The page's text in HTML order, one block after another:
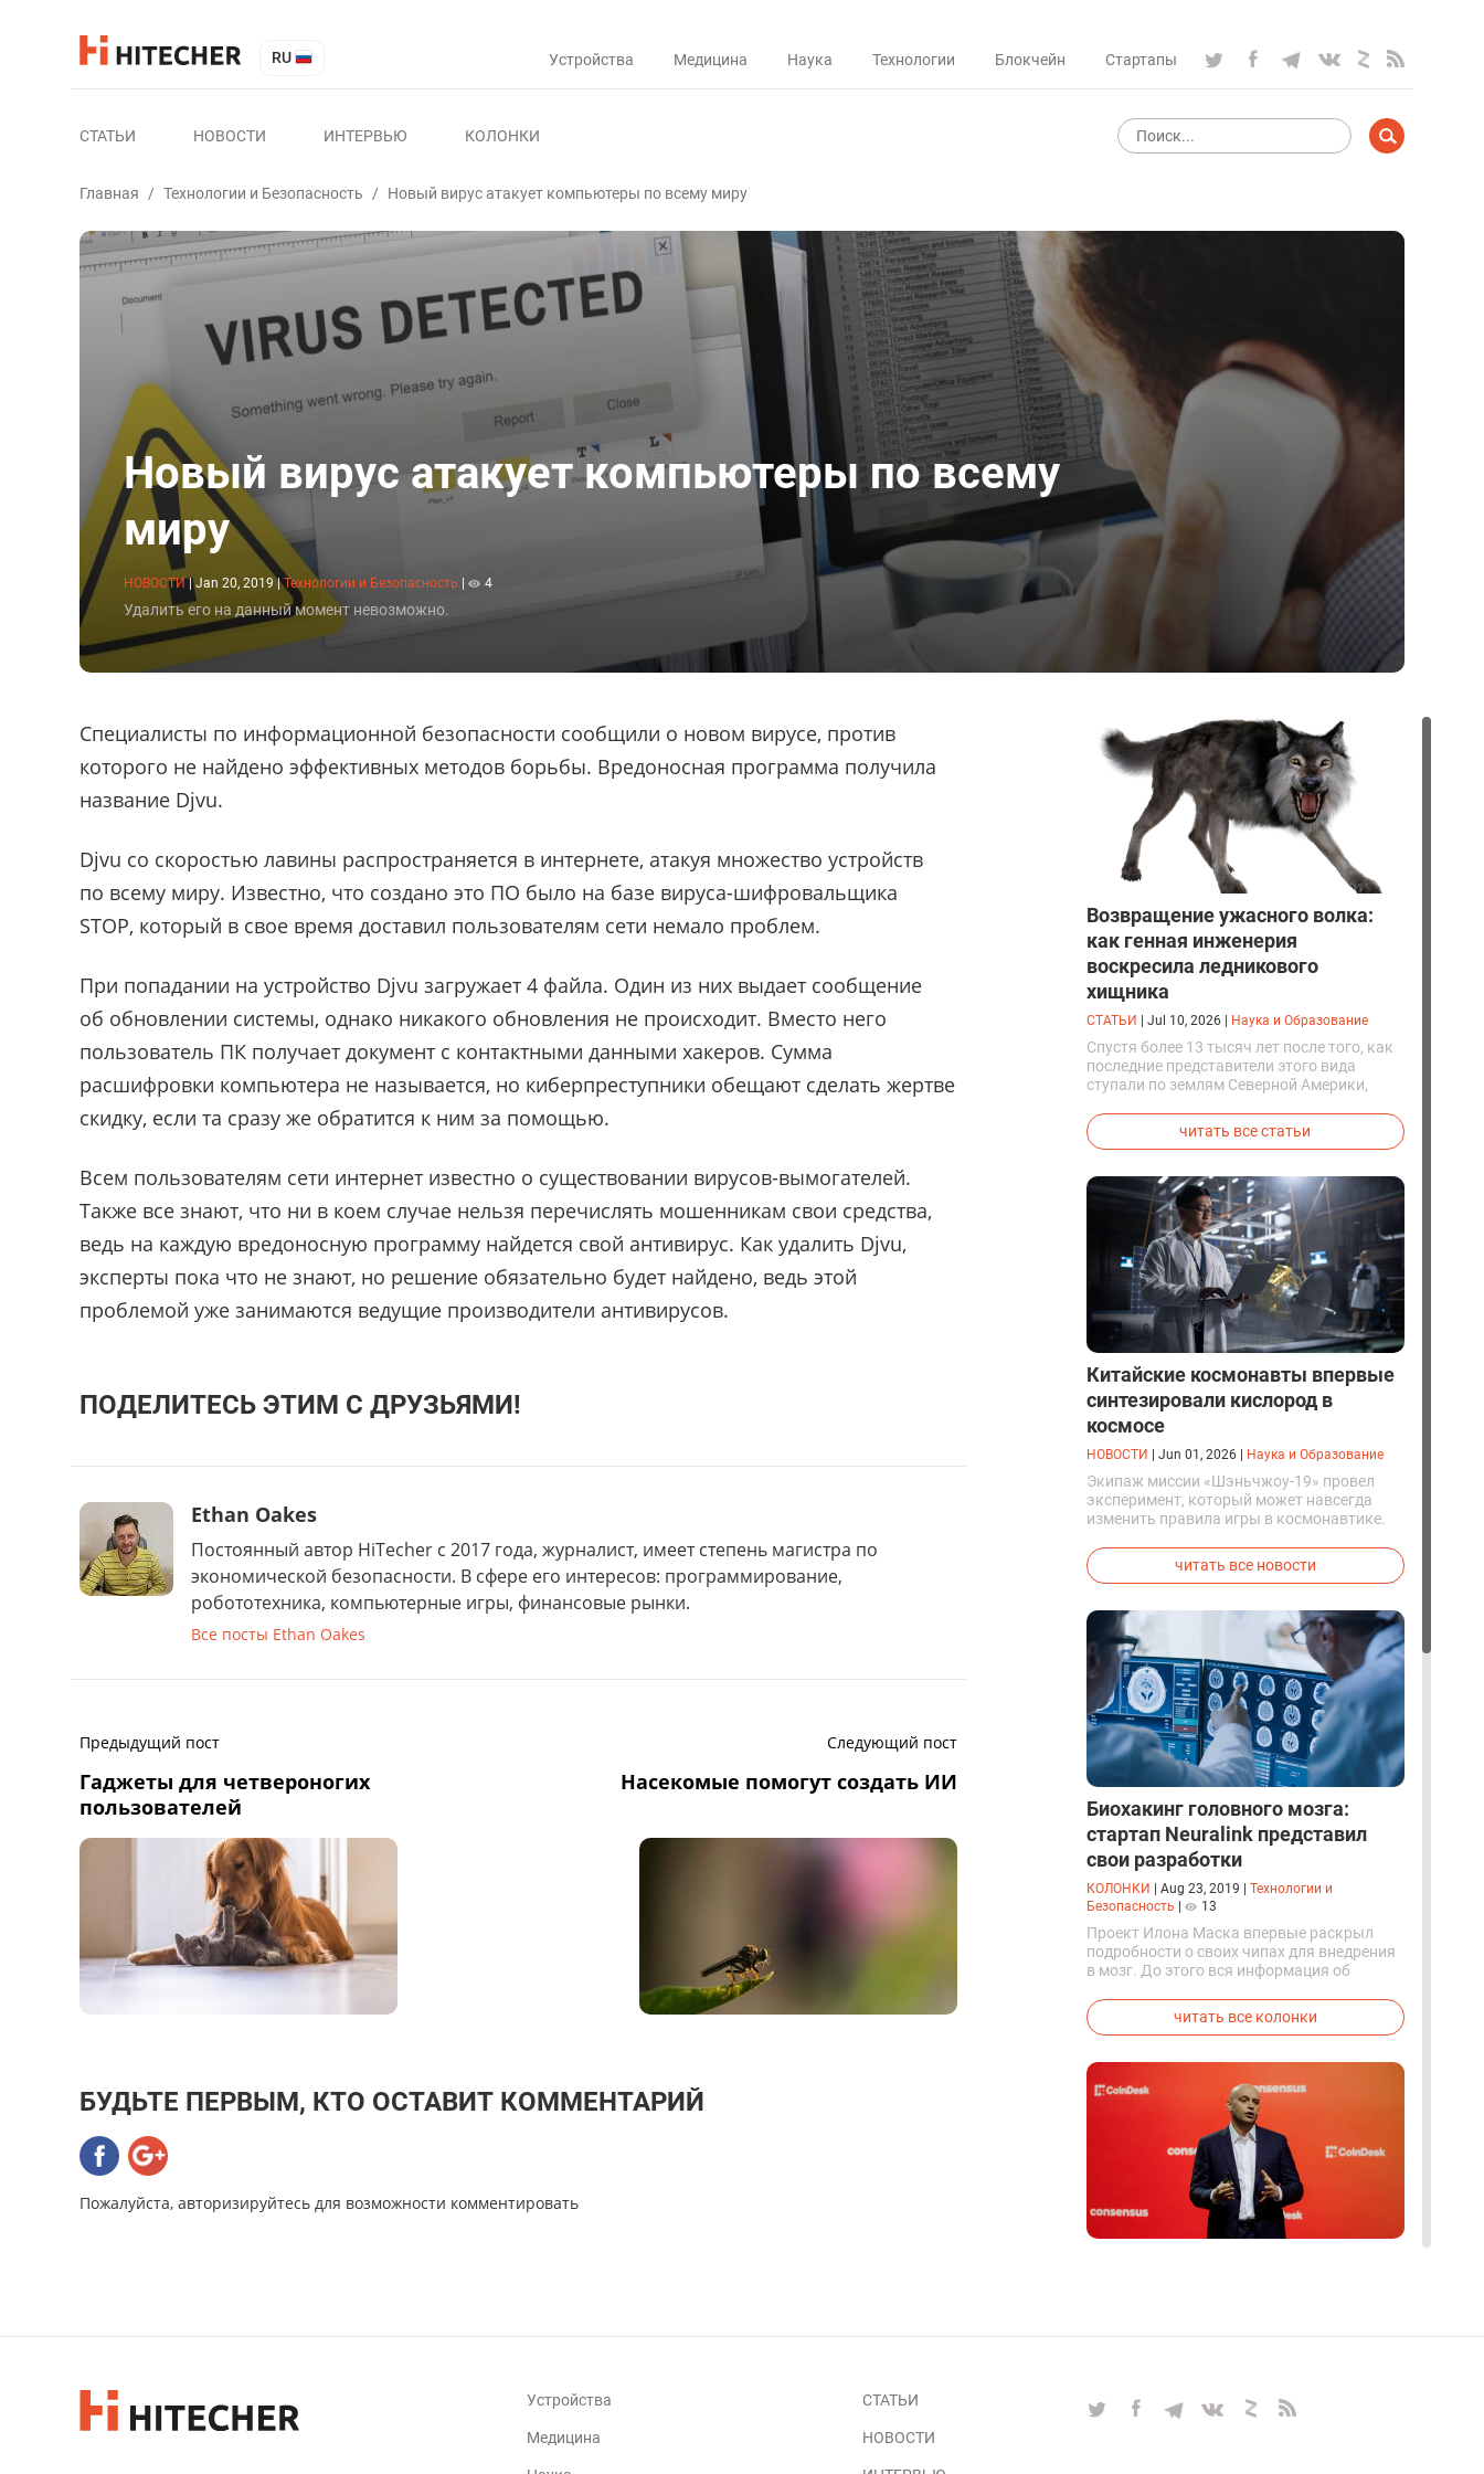
RU Устройства Медицина Наука Технологии Блокчейн Стартапы
СТАТЬИ НОВОСТИ ИНТЕРВЬЮ КОЛОНКИ
Главная / Технологии и Безопасность / Новый вирус атакует компьютеры по всему миру
Новый вирус атакует компьютеры по всему
миру
НОВОСТИ | Jan 20, 2019 | Технологии и Безопасность 4
Удалить его на данный момент невозможно.
Специалисты по информационной безопасности сообщили о новом вирусе, против
которого не найдено эффективных методов борьбы. Вредоносная программа получила
название Djvu.
Djvu со скоростью лавины распространяется в интернете, атакуя множество устройств
по всему миру. Известно, что создано это ПО было на базе вируса-шифровальщика
STOP, который в свое время доставил пользователям сети немало проблем.
При попадании на устройство Djvu загружает 4 файла. Один из них выдает сообщение
об обновлении системы, однако никакого обновления не происходит. Вместо него
пользователь ПК получает документ с контактными данными хакеров. Сумма
расшифровки компьютера не называется, но киберпреступники обещают сделать жертве
скидку, если та сразу же обратится к ним за помощью.
Всем пользователям сети интернет известно о существовании вирусов-вымогателей.
Также все знают, что ни в коем случае нельзя перечислять мошенникам свои средства,
ведь на каждую вредоносную программу найдется свой антивирус. Как удалить Djvu,
эксперты пока что не знают, но решение обязательно будет найдено, ведь этой
проблемой уже занимаются ведущие производители антивирусов.
ПОДЕЛИТЕСЬ ЭТИМ С ДРУЗЬЯМИ!
Ethan Oakes
Постоянный автор HiTecher с 2017 года, журналист, имеет степень магистра по
экономической безопасности. В сфере его интересов: программирование,
робототехника, компьютерные игры, финансовые рынки.
Все посты Ethan Oakes
Предыдущий пост
Гаджеты для четвероногих
пользователей
Следующий пост
Насекомые помогут создать ИИ
БУДЬТЕ ПЕРВЫМ, КТО ОСТАВИТ КОММЕНТАРИЙ
Пожалуйста, авторизируйтесь для возможности комментировать
Возвращение ужасного волка:
как генная инженерия
воскресила ледникового
хищника
СТАТЬИ Jul 10, 2026 Наука и Образование
Спустя более 13 тысяч лет после того, как
последние представители этого вида
ступали по землям Северной Америки,
вывели первых генетически
модифицированных щенков с фенотипом
читать все статьи
Китайские космонавты впервые
синтезировали кислород в
космосе
НОВОСТИ Jun 01, 2026 Наука и Образование
Экипаж миссии «Шэньчжоу-19» провел
эксперимент, который может навсегда
изменить правила игры в космонавтике.
успешно синтезировали кислород и
компоненты ракетного топлива с
прямо на орбите.
читать все новости
Биохакинг головного мозга:
стартап Neuralink представил
свои разработки
КОЛОНКИ Aug 23, 2019
Технологии и
Безопасность
13
Проект Илона Маска впервые раскрыл
подробности о своих чипах для внедрения
в мозг. До этого вся информация об
читать все колонки
крипторынка в интервью с
17
Устройства
Медицина
СТАТЬИ
НОВОСТИ